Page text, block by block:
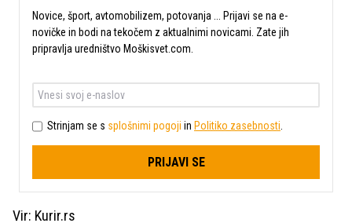
Novice, šport, avtomobilizem, potovanja ... Prijavi se na e-
novičke in bodi na tekočem z aktualnimi novicami. Zate jih
pripravlja uredništvo Moškisvet.com.
Strinjam se s splošnimi pogoji in Politiko zasebnosti.
PRIJAVI SE
Vir: Kurir.rs